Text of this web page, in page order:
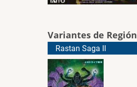
Variantes de Región
Rastan Saga II